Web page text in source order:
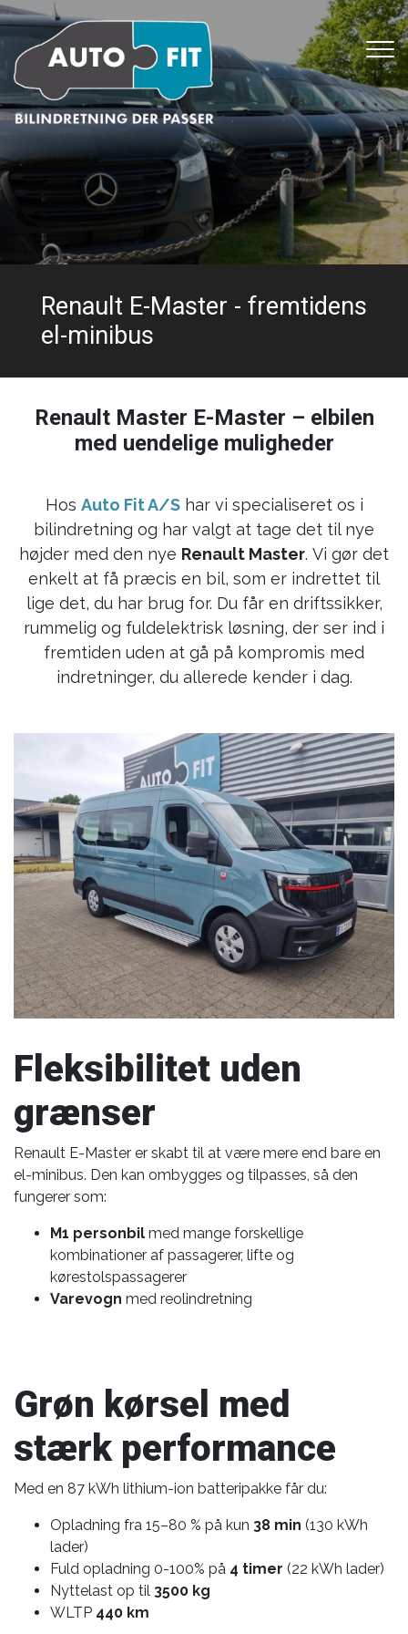
Gå
til
hovedindhold
Renault E-Master - fremtidens
el-minibus
Renault Master E-Master – elbilen
med uendelige muligheder
Hos Auto Fit A/Shar vi specialiseret os i
bilindretning og har valgt at tage det til nye
højder med den nye Renault Master. Vi gør det
enkelt at få præcis en bil, som er indrettet til
lige det, du har brug for. Du får en driftssikker,
rummelig og fuldelektrisk løsning, der ser ind i
fremtiden uden at gå på kompromis med
indretninger, du allerede kender i dag.
Fleksibilitet uden
grænser
Renault E-Master er skabt til at være mere end bare en
el-minibus. Den kan ombygges og tilpasses, så den
fungerer som:
M1 personbil med mange forskellige
kombinationer af passagerer, lifte og
kørestolspassagerer
Varevogn med reolindretning
Grøn kørsel med
stærk performance
Med en 87 kWh lithium-ion batteripakke får du:
Opladning fra 15–80 % på kun 38 min (130 kWh
lader)
Fuld opladning 0-100% på 4 timer (22 kWh lader)
Nyttelast op til 3500 kg
WLTP 440 km